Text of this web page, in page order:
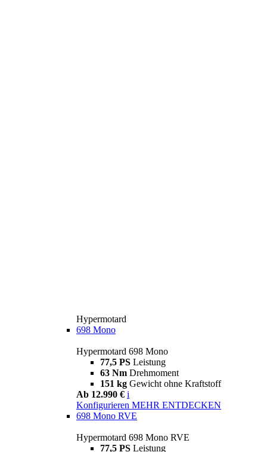
Hypermotard
698 Mono
Hypermotard 698 Mono
77,5 PS Leistung
63 Nm Drehmoment
151 kg Gewicht ohne Kraftstoff
Ab 12.990 € i
Konfigurieren MEHR ENTDECKEN
698 Mono RVE
Hypermotard 698 Mono RVE
77,5 PS Leistung